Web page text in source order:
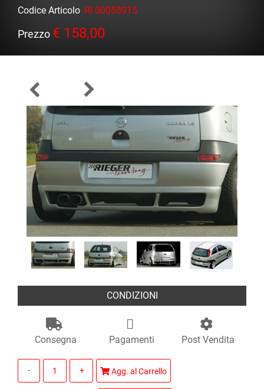
Codice Articolo RI 00058915
Prezzo € 158,00
CONDIZIONI
Consegna Pagamenti Post Vendita
Agg. al Carrello